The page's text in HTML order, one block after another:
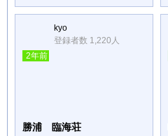
kyo
登録者数 1,220人
2年前
勝浦 臨海荘